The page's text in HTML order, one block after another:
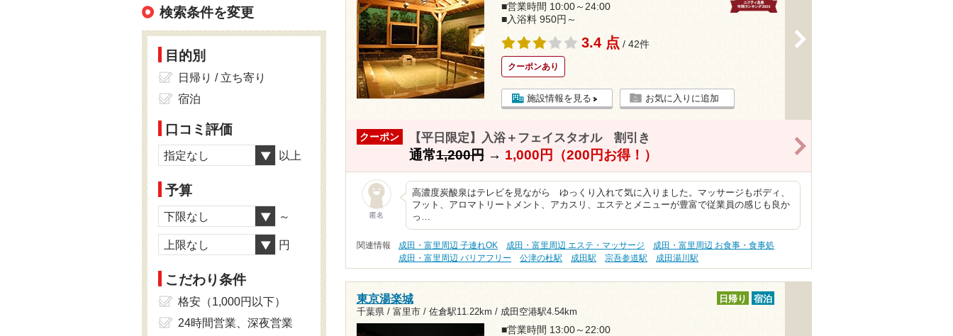
■営業時間 10:00～24:00
■入浴料 950円～
3.4 点 / 42件
クーポンあり
施設情報を見る お気に入りに追加
クーポン 【平日限定】入浴＋フェイスタオル 割引き
通常1,200円→ 1,000円（200円お得！）
匿名
高濃度炭酸泉はテレビを見ながら ゆっくり入れて気に入りました。マッサージもボディ、
フット、アロマトリートメント、アカスリ、エステとメニューが豊富で従業員の感じも良か
っ…
関連情報 成田・富里周辺 子連れOK 成田・富里周辺 エステ・マッサージ
成田・富里周辺 お食事・食事処
成田・富里周辺 バリアフリー
公津の杜駅 成田駅 宗吾参道駅 成田湯川駅
東京湯楽城
千葉県 / 富里市 / 佐倉駅11.22km / 成田空港駅4.54km
日帰り 宿泊
■営業時間 13:00～22:00
検索条件を変更
目的別
日帰り / 立ち寄り
宿泊
口コミ評価
指定なし 以上
予算
下限なし ～
上限なし 円
こだわり条件
格安（1,000円以下）
24時間営業、深夜営業